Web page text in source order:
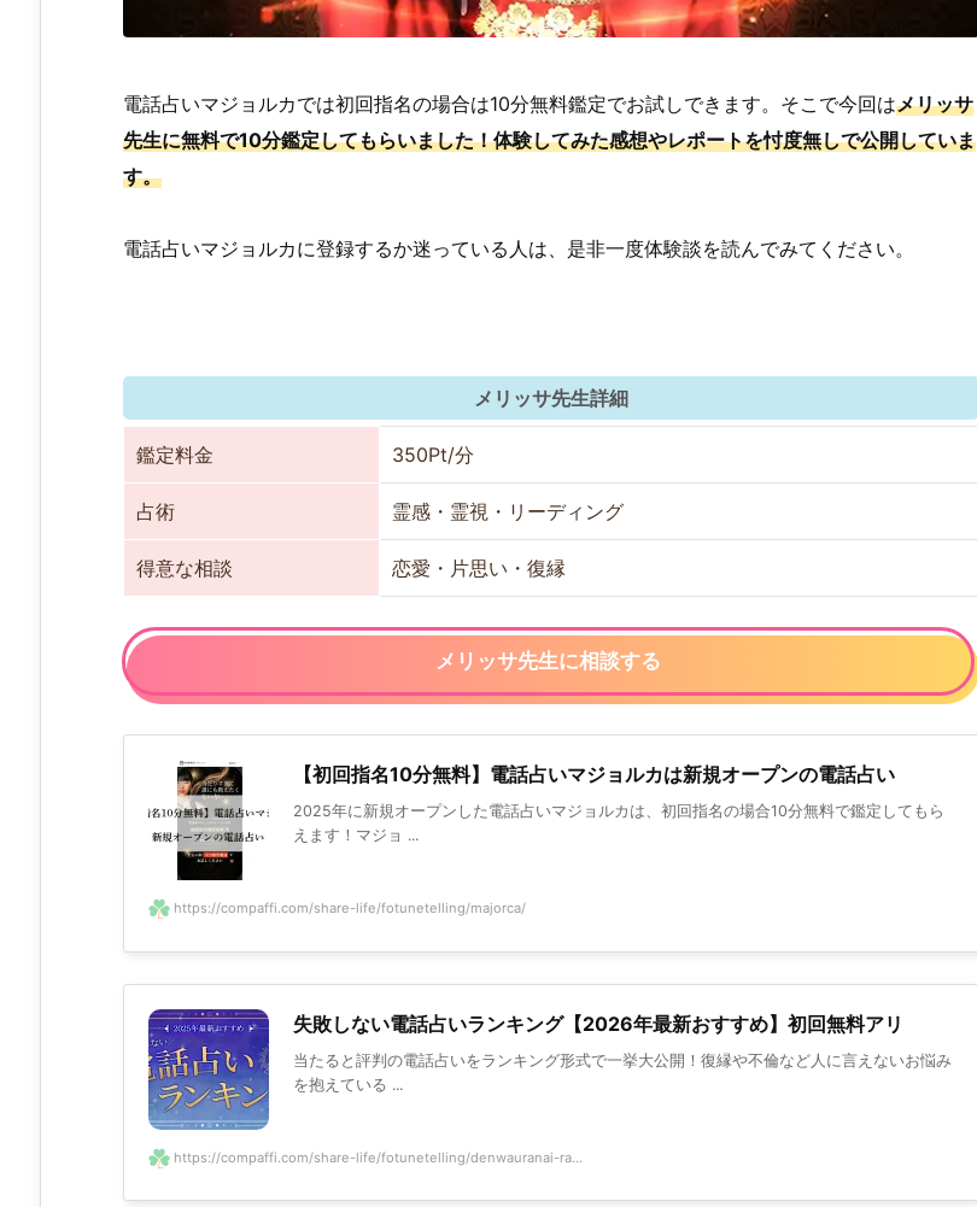
電話占いマジョルカでは初回指名の場合は10分無料鑑定でお試しできます。そこで今回はメリッサ
先生に無料で10分鑑定してもらいました！体験してみた感想やレポートを忖度無しで公開していま
す。
電話占いマジョルカに登録するか迷っている人は、是非一度体験談を読んでみてください。
メリッサ先生詳細
鑑定料金 350Pt/分
占術 霊感・霊視・リーディング
得意な相談 恋愛・片思い・復縁
メリッサ先生に相談する
【初回指名10分無料】電話占いマジョルカは新規オープンの電話占い
2025年に新規オープンした電話占いマジョルカは、初回指名の場合10分無料で鑑定してもら
えます！マジョ ...
https://compaffi.com/share-life/fotunetelling/majorca/
失敗しない電話占いランキング【2026年最新おすすめ】初回無料アリ
当たると評判の電話占いをランキング形式で一挙大公開！復縁や不倫など人に言えないお悩み
を抱えている ...
https://compaffi.com/share-life/fotunetelling/denwauranai-ra...